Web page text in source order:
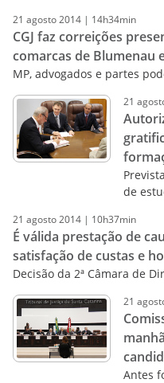
21 agosto2014 | 14h34min
CGJ faz correições
comarcas de Blumenau
MP, advogados e partes
21
de
21 agosto2014 | 10h37min
É válida prestação de
satisfação de custas e
Decisão da 2ª Câmara de
21
Antes